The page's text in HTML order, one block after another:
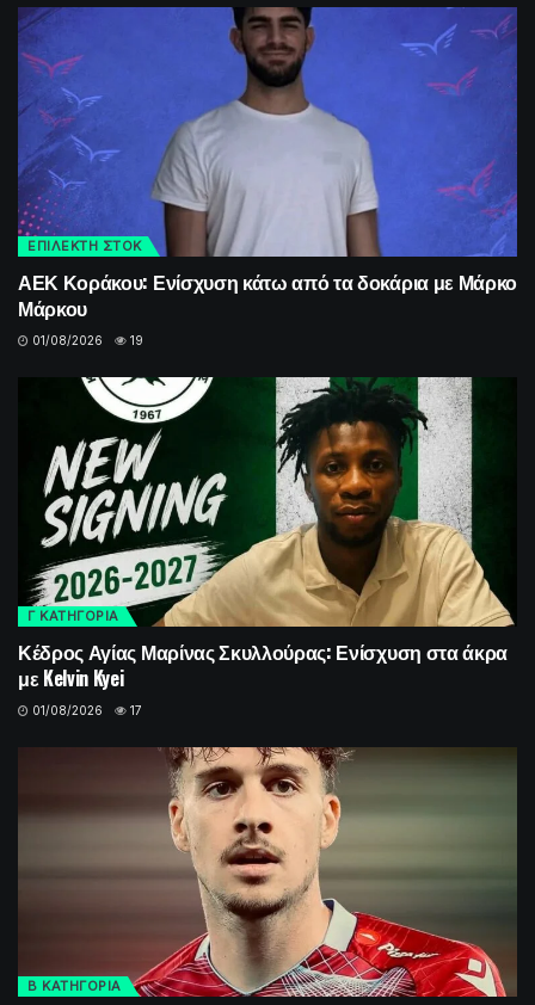
ΕΠΙΛΕΚΤΗ ΣΤΟΚ
ΑΕΚ Κοράκου: Ενίσχυση κάτω από τα δοκάρια με Μάρκο
Μάρκου
01/08/2026 19
Γ ΚΑΤΗΓΟΡΙΑ
Κέδρος Αγίας Μαρίνας Σκυλλούρας: Ενίσχυση στα άκρα
με Kelvin Kyei
01/08/2026 17
Β ΚΑΤΗΓΟΡΙΑ